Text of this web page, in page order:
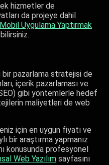
hizmetler de
da projeye dahil
Mobil Uygulama Yaptirmak
bir pazarlama stratejisi de
içerik pazarlaması ve
gibi yöntemlerle hedef
maliyetleri de web
için en uygun fiyatı ve
bir araştırma yapmanız
konusunda profesyonel
Web Yazılım​ sayfasını